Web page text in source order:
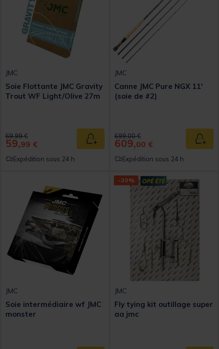
JMC
Soie Flottante JMC Gravity
Trout WF Light/Olive 27m
Price reduced from
69,99 €to
59,99 € Ajouter au panier
Expédition sous 24 h
JMC
Canne JMC Pure NGX 11'
(soie de #2)
Price reduced from
699,00 €to
609,00 €
Expédition sous 24 h
JMC
Soie intermédiaire wf JMC
monster
-20%
JMC
Fly tying kit outillage super
aa jmc